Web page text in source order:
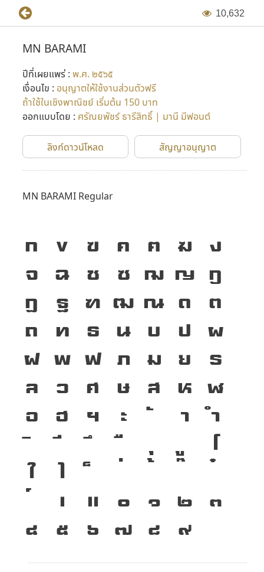
10,632
MN BARAMI
ปีที่เผยแพร่ : พ.ศ. ๒๕๖๕
เงื่อนไข : อนุญาตให้ใช้งานส่วนตัวฟรี
ถ้าใช้ในเชิงพาณิชย์ เริ่มต้น 150 บาท
ออกแบบโดย : ศรัณยพัชร์ ธารีสิทธิ์ | มานี มีฟอนต์
ลิงก์ดาวน์โหลด สัญญาอนุญาต
MN BARAMI Regular
ก ข ฃ ค ฅ ฆ
ง
จ
ฉ ช ซ ฌ ญ
ฎ
ฏ
ฐ ฑ ฒ ณ ด
ต
ถ
ท ธ น บ ป
ผ
ฝ
พ ฟ ภ ม ย
ร
ล
ว ศ ษ ส ห
ฬ
อ
ฮ ฯ ะ า
ำ
โ
ใ
ไ
เ
แ ๐ ๑ ๒
๓
๔
๕ ๖ ๗ ๘ ๙